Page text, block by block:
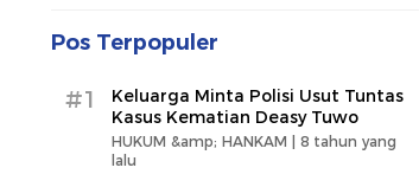
Pos Terpopuler
#1
Keluarga Minta Polisi Usut Tuntas
Kasus Kematian Deasy Tuwo
HUKUM &amp; HANKAM | 8 tahun yang
lalu